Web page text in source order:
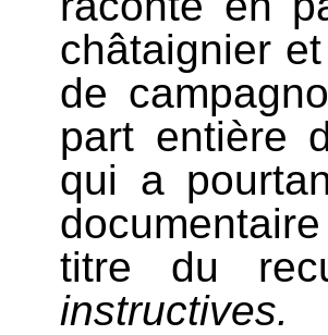
châtaignier
de
part entière
qui a
titre du
instructives.